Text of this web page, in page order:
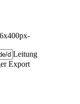
Leitung
Export